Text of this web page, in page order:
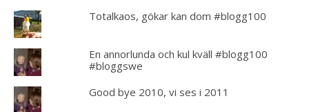
Totalkaos, gökar kan dom #blogg100
En annorlunda och kul kväll #blogg100
#bloggswe
Good bye 2010, vi ses i 2011